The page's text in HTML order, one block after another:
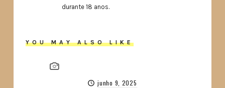
durante 18 anos.
YOU MAY ALSO LIKE
junho 9, 2025